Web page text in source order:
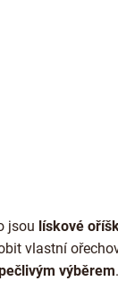
jsou lískové
vlastní
výběrem.